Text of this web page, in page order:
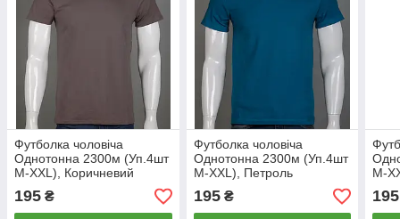
Футболка чоловіча
Однотонна 2300м (Уп.4шт
M-XXL), Коричневий
195 ₴
Футболка чоловіча
Однотонна 2300м (Уп.4шт
M-XXL), Петроль
195₴
M-
195